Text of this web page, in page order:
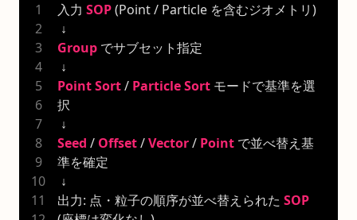
入力 SOP (Point / Particle を含むジオメトリ)
↓
Group でサブセット指定
↓
PointSort / ParticleSort モードで基準を選
択
↓
Seed / Offset / Vector / Point で並べ替え基
準を確定
↓
出力: 点・粒子の順序が並べ替えられた SOP